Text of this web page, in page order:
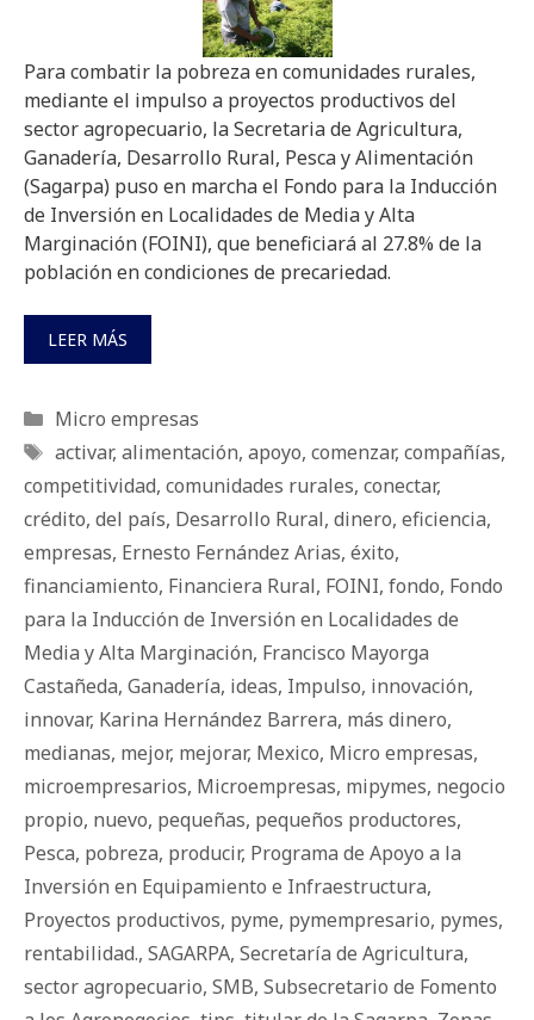
Para combatir la pobreza en comunidades rurales,
mediante el impulso a proyectos productivos del
sector agropecuario, la Secretaria de Agricultura,
Ganadería, Desarrollo Rural, Pesca y Alimentación
(Sagarpa) puso en marcha el Fondo para la Inducción
de Inversión en Localidades de Media y Alta
Marginación (FOINI), que beneficiará al 27.8% de la
población en condiciones de precariedad.
LEER MÁS
Categorías
Micro empresas
Etiquetas
activar, alimentación, apoyo, comenzar, compañías,
competitividad, comunidades rurales, conectar,
crédito, del país, Desarrollo Rural, dinero, eficiencia,
empresas, Ernesto Fernández Arias, éxito,
financiamiento, Financiera Rural, FOINI, fondo, Fondo
para la Inducción de Inversión en Localidades de
Media y Alta Marginación, Francisco Mayorga
Castañeda, Ganadería, ideas, Impulso, innovación,
innovar, Karina Hernández Barrera, más dinero,
medianas, mejor, mejorar, Mexico, Micro empresas,
microempresarios, Microempresas, mipymes, negocio
propio, nuevo, pequeñas, pequeños productores,
Pesca, pobreza, producir, Programa de Apoyo a la
Inversión en Equipamiento e Infraestructura,
Proyectos productivos, pyme, pymempresario, pymes,
rentabilidad., SAGARPA, Secretaría de Agricultura,
sector agropecuario, SMB, Subsecretario de Fomento